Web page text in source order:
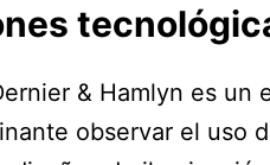
& Hamlyn es
observar el uso